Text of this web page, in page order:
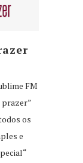
FM
prazer”
os
e